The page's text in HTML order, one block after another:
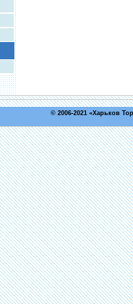
© 2006-2021 «Харьков